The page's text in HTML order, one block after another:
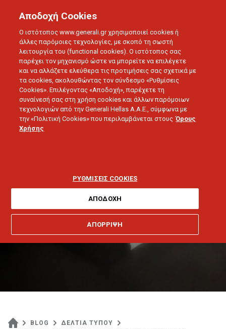
ΔΕΛΤΙΑ ΤΥΠΟΥ
YouTube
BLOG
ΔΕΛΤΙΑ ΤΥΠΟΥ
Αποδοχή Cookies
Ο ιστότοπος www.generali.gr χρησιμοποιεί cookies ή
άλλες παρόμοιες τεχνολογίες, με σκοπό τη σωστή
λειτουργία του (functional cookies). Ο ιστότοπος σας
παρέχει τον μηχανισμό ώστε να μπορείτε να επιλέγετε
και να αλλάζετε ελεύθερα τις προτιμήσεις σας σχετικά με
τα cookies, ακολουθώντας τον σύνδεσμο «Ρυθμίσεις
Cookies». Επιλέγοντας «Αποδοχή», παρέχετε τη
συναίνεσή σας στη χρήση cookies και άλλων παρόμοιων
τεχνολογιών από την Generali Hellas A.A.E., σύμφωνα με
την «Πολιτική Cookies» που περιλαμβάνεται στους Όρους
Χρήσης
ΡΥΘΜΙΣΕΙΣ COOKIES
ΑΠΟΡΡΙΨΗ
ΑΠΟΔΟΧΗ